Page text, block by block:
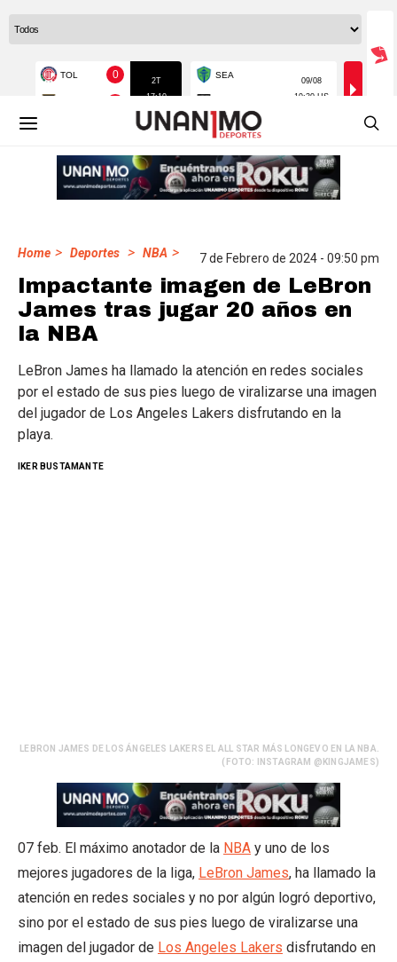
Home > Deportes > NBA > 7 de Febrero de 2024 - 09:50 pm
Impactante imagen de LeBron
James tras jugar 20 años en
la NBA
LeBron James ha llamado la atención en redes sociales
por el estado de sus pies luego de viralizarse una imagen
del jugador de Los Angeles Lakers disfrutando en la
playa.
IKER BUSTAMANTE
LEBRON JAMES DE LOS ÁNGELES LAKERS EL ALL STAR MÁS LONGEVO EN LA NBA.
(FOTO: INSTAGRAM @KINGJAMES)
07 feb. El máximo anotador de la NBA y uno de los
mejores jugadores de la liga, LeBron James, ha llamado la
atención en redes sociales y no por algún logró deportivo,
sino por el estado de sus pies luego de viralizarse una
imagen del jugador de Los Angeles Lakers disfrutando en